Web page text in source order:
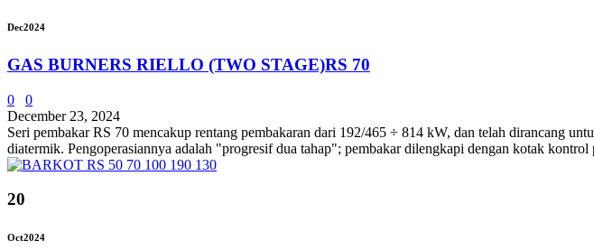
Dec2024
GAS BURNERS RIELLO (TWO STAGE)RS 70
0
0
December 23, 2024
Seri pembakar RS 70 mencakup rentang pembakaran dari 192/465 ÷ 814 kW, dan telah dirancang
diatermik. Pengoperasiannya adalah "progresif dua tahap"; pembakar dilengkapi dengan kotak
20
Oct2024